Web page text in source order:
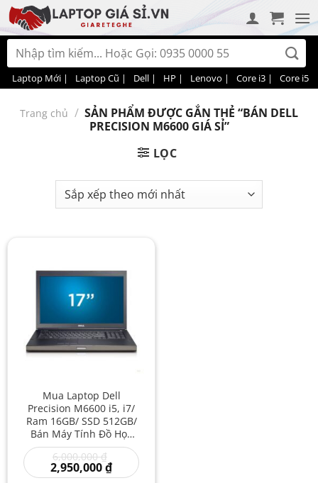
Bỏ
qua
nội
dung
Tìm
kiếm:
Laptop Mới | Laptop Cũ | Dell | HP | Lenovo | Core i3 | Core i5 |
Trang chủ / SẢN PHẨM ĐƯỢC GẮN THẺ “BÁN DELL
PRECISION M6600 GIÁ SỈ”
LỌC
Mua Laptop Dell
Precision M6600 i5, i7/
Ram 16GB/ SSD 512GB/
Bán Máy Tính Đồ Họa
Cũ/ Laptop Máy Trạm
Chơi Game Giá Rẻ
6,000,000₫
gốc
là:
2,950,000₫Giá
hiện